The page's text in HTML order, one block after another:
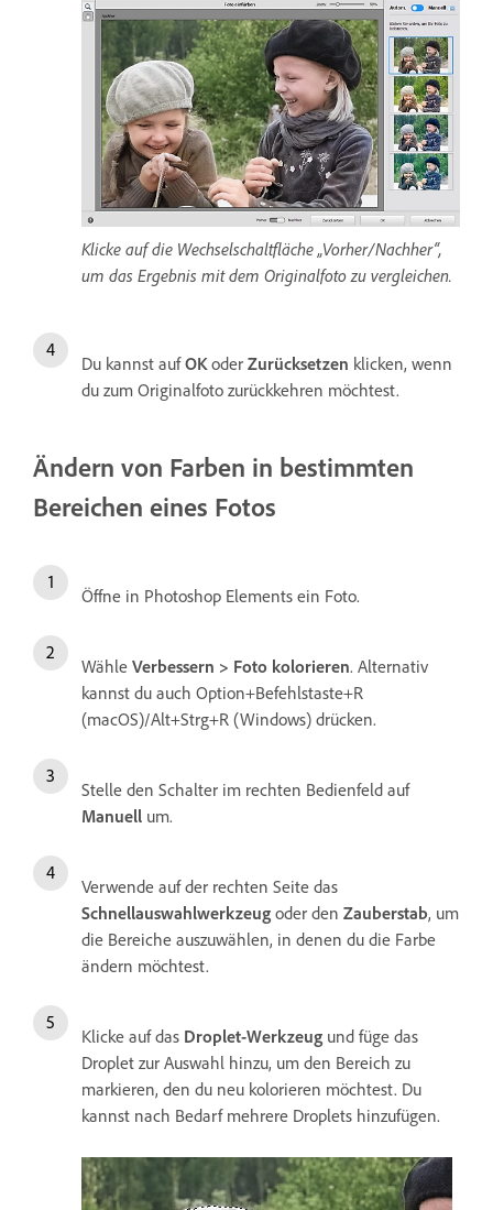
Klicke auf die Wechselschaltfläche „Vorher/Nachher“,
um das Ergebnis mit dem Originalfoto zu vergleichen.
Du kannst aufOK oder Zurücksetzen klicken, wenn
du zum Originalfoto zurückkehren möchtest.
Ändern von Farben in bestimmten
Bereichen eines Fotos
Öffne in Photoshop Elements ein Foto.
Wähle Verbessern > Foto kolorieren. Alternativ
kannst du auch Option+Befehlstaste+R
(macOS)/Alt+Strg+R (Windows) drücken.
Stelle den Schalter im rechten Bedienfeld auf
Manuell um.
Verwende auf der rechten Seite das
Schnellauswahlwerkzeug oder den Zauberstab, um
die Bereiche auszuwählen, in denen du die Farbe
ändern möchtest.
Klicke auf das Droplet-Werkzeug und füge das
Droplet zur Auswahl hinzu, um den Bereich zu
markieren, den du neu kolorieren möchtest. Du
kannst nach Bedarf mehrere Droplets hinzufügen.